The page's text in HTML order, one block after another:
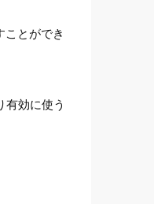
ことができ
有効に使う